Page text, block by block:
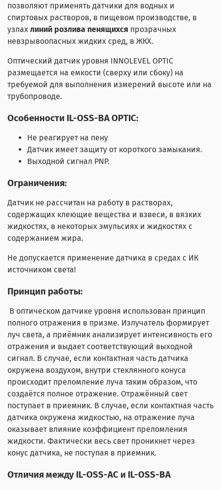
позволяют применять датчики для водных и
спиртовых растворов, в пищевом производстве, в
узлах линий розлива пенящихся прозрачных
невзрывоопасных жидких сред, в ЖКХ.
Оптический датчик уровня INNOLEVEL OPTIC
размещается на емкости (сверху или сбоку) на
требуемой для выполнения измерений высоте или на
трубопроводе.
Особенности IL-OSS-BA OPTIC:
Не реагирует на пену
Датчик имеет защиту от короткого замыкания.
Выходной сигнал PNP.
Ограничения:
Датчик не рассчитан на работу в растворах,
содержащих клеющие вещества и взвеси, в вязких
жидкостях, в некоторых эмульсиях и жидкостях с
содержанием жира.
Не допускается применение датчика в средах с ИК
источником света!
Принцип работы:
В оптическом датчике уровня использован принцип
полного отражения в призме. Излучатель формирует
луч света, а приёмник анализирует интенсивность его
отражения и выдает соответствующий выходной
сигнал. В случае, если контактная часть датчика
окружена воздухом, внутри стеклянного конуса
происходит преломление луча таким образом, что
создаётся полное отражение. Отражённый свет
поступает в приемник. В случае, если контактная часть
датчика окружена жидкостью, на отражение луча
оказывает влияние коэффициент преломления
жидкости. Фактически весь свет проникнет через
конус датчика, не поступая в приемник.
Отличия между IL-OSS-AC и IL-OSS-BA